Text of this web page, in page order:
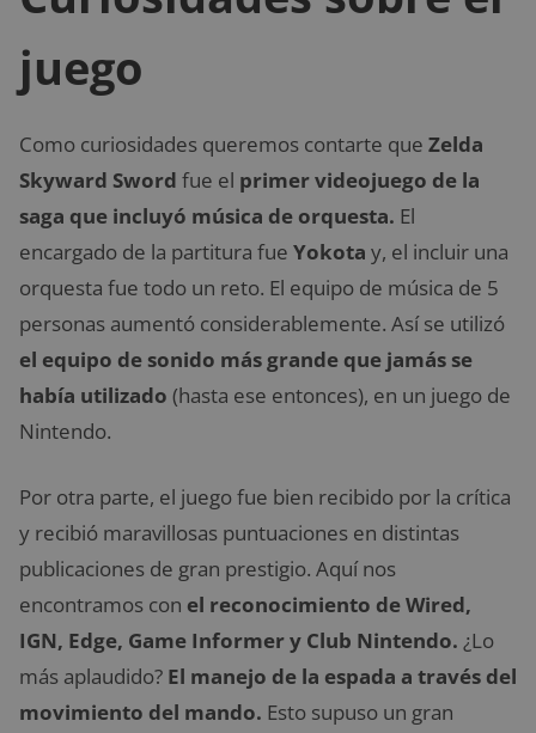
juego
Como curiosidades queremos contarte que Zelda
Skyward Sword fue el primer videojuego de la
saga que incluyó música de orquesta. El
encargado de la partitura fue Yokota y, el incluir una
orquesta fue todo un reto. El equipo de música de 5
personas aumentó considerablemente. Así se utilizó
el equipo de sonido más grande que jamás se
había utilizado (hasta ese entonces), en un juego de
Nintendo.
Por otra parte, el juego fue bien recibido por la crítica
y recibió maravillosas puntuaciones en distintas
publicaciones de gran prestigio. Aquí nos
encontramos con el reconocimiento de Wired,
IGN, Edge, Game Informer y Club Nintendo. ¿Lo
más aplaudido? El manejo de la espada a través del
movimiento del mando. Esto supuso un gran